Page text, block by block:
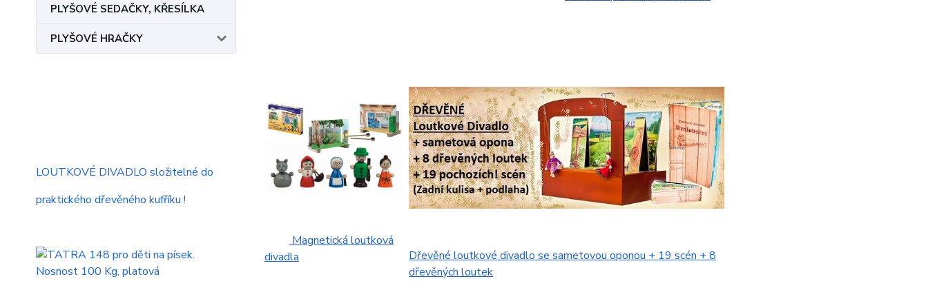
PLYŠOVÉ SEDAČKY, KŘESÍLKA
PLYŠOVÉ HRAČKY
LOUTKOVÉ DIVADLO složitelné do
praktického dřevěného kufříku !
Magnetická loutková
divadla
Dřevěné loutkové divadlo se sametovou oponou + 19 scén + 8
dřevěných loutek